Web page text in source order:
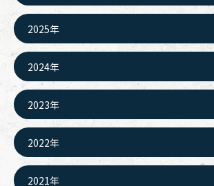
2025年
2024年
2023年
2022年
2021年